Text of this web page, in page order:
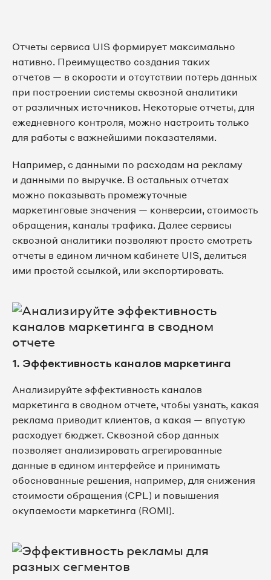
Отчеты сервиса UIS формирует максимально
нативно. Преимущество создания таких
отчетов — в скорости и отсутствии потерь данных
при построении системы сквозной аналитики
от различных источников. Некоторые отчеты, для
ежедневного контроля, можно настроить только
для работы с важнейшими показателями.
Например, с данными по расходам на рекламу
и данными по выручке. В остальных отчетах
можно показывать промежуточные
маркетинговые значения — конверсии, стоимость
обращения, каналы трафика. Далее сервисы
сквозной аналитики позволяют просто смотреть
отчеты в едином личном кабинете UIS, делиться
ими простой ссылкой, или экспортировать.
1. Эффективность каналов маркетинга
Анализируйте эффективность каналов
маркетинга в сводном отчете, чтобы узнать, какая
реклама приводит клиентов, а какая — впустую
расходует бюджет. Сквозной сбор данных
позволяет анализировать агрегированные
данные в едином интерфейсе и принимать
обоснованные решения, например, для снижения
стоимости обращения (CPL) и повышения
окупаемости маркетинга (ROMI).